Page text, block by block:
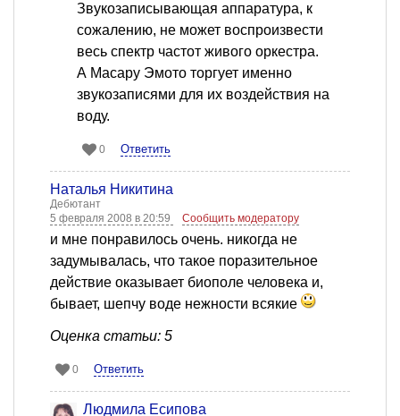
Звукозаписывающая аппаратура, к
сожалению, не может воспроизвести
весь спектр частот живого оркестра.
А Масару Эмото торгует именно
звукозаписями для их воздействия на
воду.
0 Ответить
Наталья Никитина
Дебютант
5 февраля 2008 в 20:59
Сообщить модератору
и мне понравилось очень. никогда не
задумывалась, что такое поразительное
действие оказывает биополе человека и,
бывает, шепчу воде нежности всякие
Оценка статьи: 5
0 Ответить
Людмила Есипова